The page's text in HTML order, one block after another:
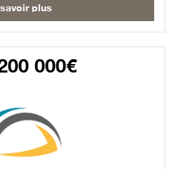
plus
000€